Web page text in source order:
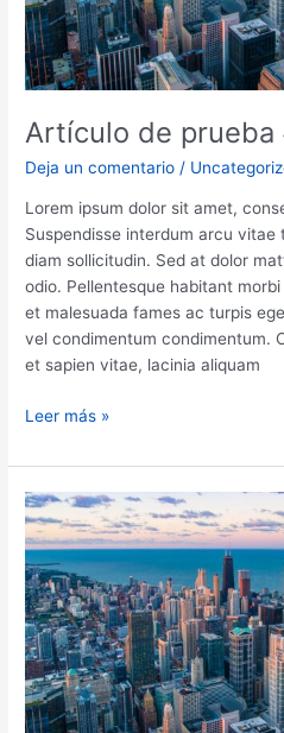
Artículo de prueba
Deja un comentario /
Lorem ipsum dolor sit amet,
Suspendisse interdum arcu
diam sollicitudin. Sed at dolor
odio. Pellentesque habitant
et malesuada fames ac turpis
vel condimentum condimentum.
et sapien vitae, lacinia aliquam
Artículo
prueba
#2
Leer más »